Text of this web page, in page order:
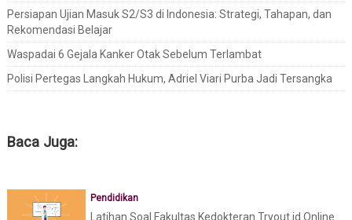
Persiapan Ujian Masuk S2/S3 di Indonesia: Strategi, Tahapan, dan
Rekomendasi Belajar
Waspadai 6 Gejala Kanker Otak Sebelum Terlambat
Polisi Pertegas Langkah Hukum, Adriel Viari Purba Jadi Tersangka
Baca Juga:
Pendidikan
Latihan Soal Fakultas Kedokteran Tryout.id Online